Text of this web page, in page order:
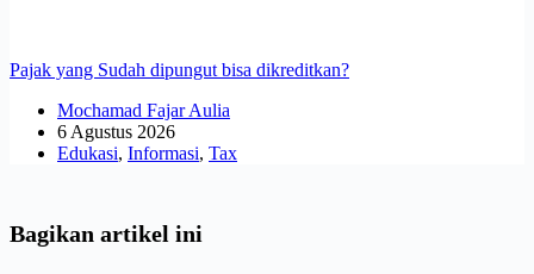
Pajak yang Sudah dipungut bisa dikreditkan?
Mochamad Fajar Aulia
6 Agustus 2026
Edukasi, Informasi, Tax
Bagikan artikel ini